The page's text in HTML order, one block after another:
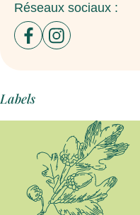
Réseaux sociaux :
Ouvrir un nouvel
Ouvrir un
Labels